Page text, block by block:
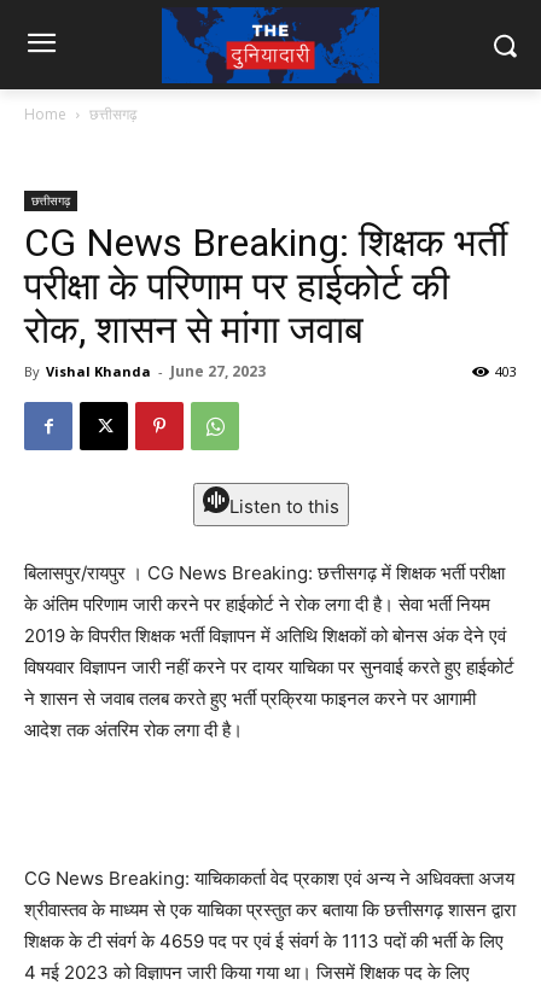
Home छत्तीसगढ़
छत्तीसगढ़
CG News Breaking: शिक्षक भर्ती
परीक्षा के परिणाम पर हाईकोर्ट की
रोक, शासन से मांगा जवाब
By Vishal Khanda - June 27, 2023 403
Listen to this
बिलासपुर/रायपुर । CG News Breaking: छत्तीसगढ़ में शिक्षक भर्ती परीक्षा
के अंतिम परिणाम जारी करने पर हाईकोर्ट ने रोक लगा दी है। सेवा भर्ती नियम
2019 के विपरीत शिक्षक भर्ती विज्ञापन में अतिथि शिक्षकों को बोनस अंक देने एवं
विषयवार विज्ञापन जारी नहीं करने पर दायर याचिका पर सुनवाई करते हुए हाईकोर्ट
ने शासन से जवाब तलब करते हुए भर्ती प्रक्रिया फाइनल करने पर आगामी
आदेश तक अंतरिम रोक लगा दी है।
CG News Breaking: याचिकाकर्ता वेद प्रकाश एवं अन्य ने अधिवक्ता अजय
श्रीवास्तव के माध्यम से एक याचिका प्रस्तुत कर बताया कि छत्तीसगढ़ शासन द्वारा
शिक्षक के टी संवर्ग के 4659 पद पर एवं ई संवर्ग के 1113 पदों की भर्ती के लिए
4 मई 2023 को विज्ञापन जारी किया गया था। जिसमें शिक्षक पद के लिए